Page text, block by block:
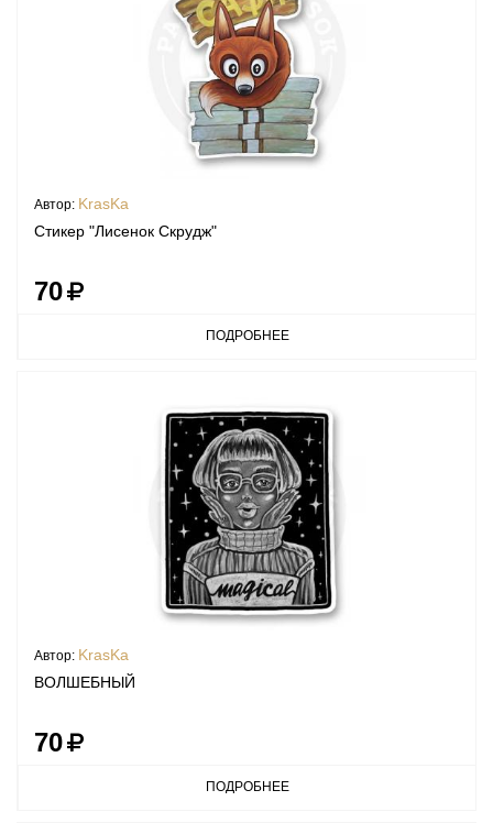
Автор: KrasKa
Стикер "Лисенок Скрудж"
70
ПОДРОБНЕЕ
Автор: KrasKa
ВОЛШЕБНЫЙ
70
ПОДРОБНЕЕ